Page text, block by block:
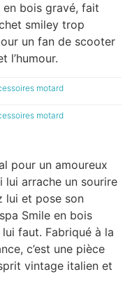
en bois gravé, fait
smiley trop
un fan de scooter
l’humour.
motard
motard
pour un amoureux
lui arrache un sourire
lui et pose son
Smile en bois
faut. Fabriqué à la
c’est une pièce
vintage italien et